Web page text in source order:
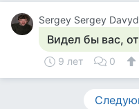
Sergey Sergey
Видел бы вас,
9 лет 0